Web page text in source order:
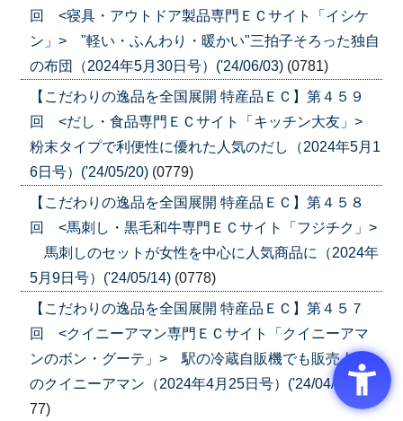
回 <寝具・アウトドア製品専門ＥＣサイト「イシケ
ン」> "軽い・ふんわり・暖かい"三拍子そろった独自
の布団（2024年5月30日号）('24/06/03) (0781)
【こだわりの逸品を全国展開 特産品ＥＣ】第４５９
回 <だし・食品専門ＥＣサイト「キッチン大友」>
粉末タイプで利便性に優れた人気のだし（2024年5月1
6日号）('24/05/20) (0779)
【こだわりの逸品を全国展開 特産品ＥＣ】第４５８
回 <馬刺し・黒毛和牛専門ＥＣサイト「フジチク」>
馬刺しのセットが女性を中心に人気商品に（2024年
5月9日号）('24/05/14) (0778)
【こだわりの逸品を全国展開 特産品ＥＣ】第４５７
回 <クイニーアマン専門ＥＣサイト「クイニーアマ
ンのボン・グーテ」> 駅の冷蔵自販機でも販売人気
のクイニーアマン（2024年4月25日号）('24/04/26)
(07
77)